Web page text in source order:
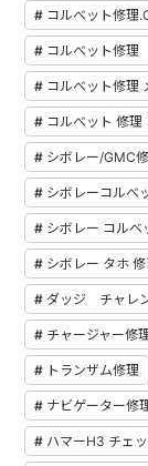
コルベット修理
コルベット修
コルベット修理
コルベット 修
シボレー/GMC
シボレーコルベ
シボレー コル
シボレー タホ
ダッジ チャレ
チャージャー修
トランザム修理
ナビゲーター修
ハマーH3 チェ